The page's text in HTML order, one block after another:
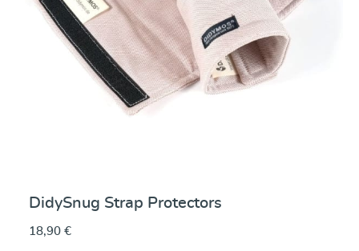
DidySnug Strap Protectors
18,90 €